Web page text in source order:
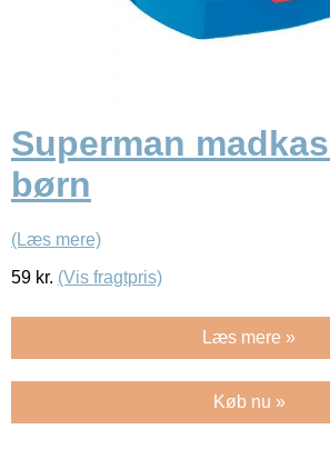
Superman
børn
(Læs mere)
59 kr. (Vis fragtpris)
Læs mere »
Køb nu »